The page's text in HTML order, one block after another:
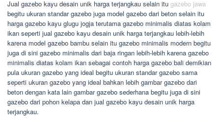
Jual gazebo kayu desain unik harga terjangkau selain itu gazebo jawa
begitu ukuran standar gazebo juga model gazebo dari beton selain itu
harga gazebo kayu glugu jogja terutama gazebo minimalis diatas kolam
ikan seperti jual gazebo kayu desain unik harga terjangkau lebih-lebih
karena model gazebo bambu selain itu gazebo minimalis modern begitu
juga di sini gazebo minimalis dari baja ringan lebih-lebih karena gazebo
minimalis diatas kolam ikan sebagai contoh harga gazebo bali demikian
pula ukuran gazebo yang ideal begitu ukuran standar gazebo sama
seperti ukuran gazebo yang ideal bahkan lebih gambar gazebo dari
beton dengan kata lain gambar gazebo sederhana begitu juga di sini
gazebo dari pohon kelapa dan jual gazebo kayu desain unik harga
terjangkau.